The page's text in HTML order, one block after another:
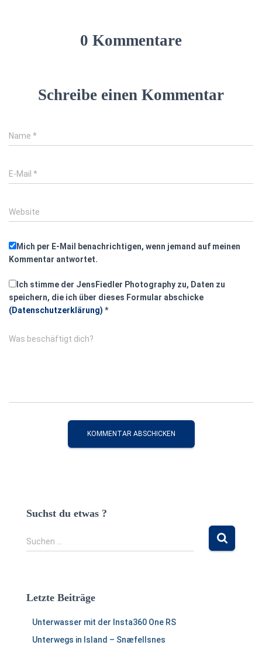
0 Kommentare
Schreibe einen Kommentar
Name *
E-Mail *
Website
Mich per E-Mail benachrichtigen, wenn jemand auf meinen
Kommentar antwortet.
Ich stimme der JensFiedler Photography zu, Daten zu
speichern, die ich über dieses Formular abschicke
(Datenschutzerklärung) *
Was beschäftigt dich?
Suchst du etwas ?
S
u
n
Suchen …
Letzte Beiträge
Unterwasser mit der Insta360 One RS
Unterwegs in Island – Snæfellsnes